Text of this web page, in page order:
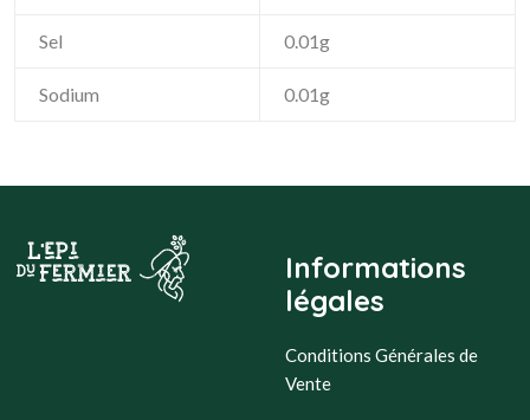
Sel 0.01g
Sodium 0.01g
Informations
légales
Conditions Générales de
Vente